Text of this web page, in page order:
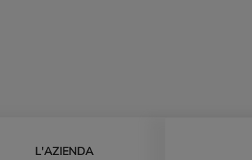
L'AZIENDA